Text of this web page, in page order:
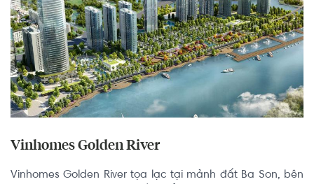
Vinhomes Golden River
Vinhomes Golden River tọa lạc tại mảnh đất Ba Son, bên